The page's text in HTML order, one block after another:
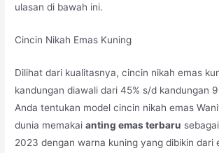
ulasan di bawah ini.
Cincin Nikah Emas Kuning
Dilihat dari kualitasnya, cincin nikah emas
kandungan diawali dari 45% s/d kandungan
Anda tentukan model cincin nikah emas
dunia memakaianting emas terbaru
2023 dengan warna kuning yang dibikin dari